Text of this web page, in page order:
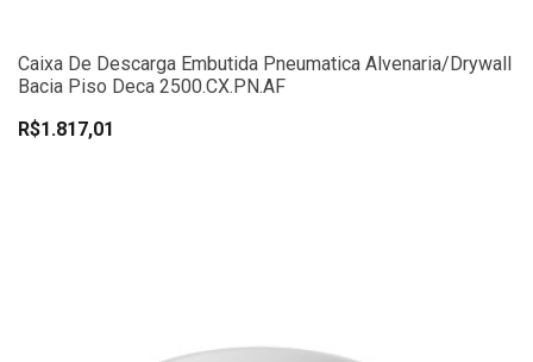
Caixa De Descarga Embutida Pneumatica Alvenaria/Drywall
Bacia Piso Deca 2500.CX.PN.AF
R$1.817,01